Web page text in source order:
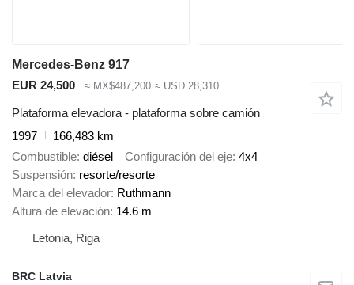
Mercedes-Benz 917
EUR 24,500
≈ MX$487,200 ≈ USD 28,310
Plataforma elevadora - plataforma sobre camión
1997
166,483 km
Combustible diésel Configuración del eje 4x4
Suspensión resorte/resorte
Marca del elevador Ruthmann
Altura de elevación 14.6 m
Letonia, Riga
BRC Latvia